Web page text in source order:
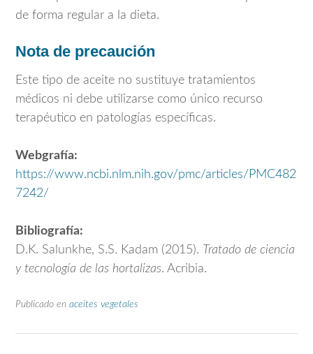
de forma regular a la dieta.
Nota de precaución
Este tipo de aceite no sustituye tratamientos
médicos ni debe utilizarse como único recurso
terapéutico en patologías específicas.
Webgrafía:
https://www.ncbi.nlm.nih.gov/pmc/articles/PMC482
7242/
Bibliografía:
D.K. Salunkhe, S.S. Kadam (2015). Tratado de ciencia
y tecnología de las hortalizas. Acribia.
Publicado en aceites vegetales